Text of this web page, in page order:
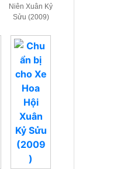
Niên Xuân Kỷ
Sửu (2009)